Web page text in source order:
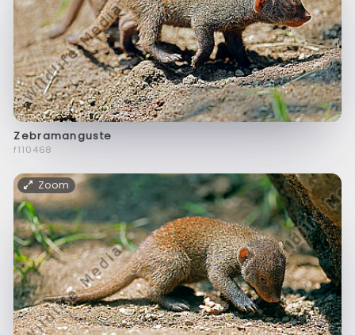
Zebramanguste
f110468
Zoom